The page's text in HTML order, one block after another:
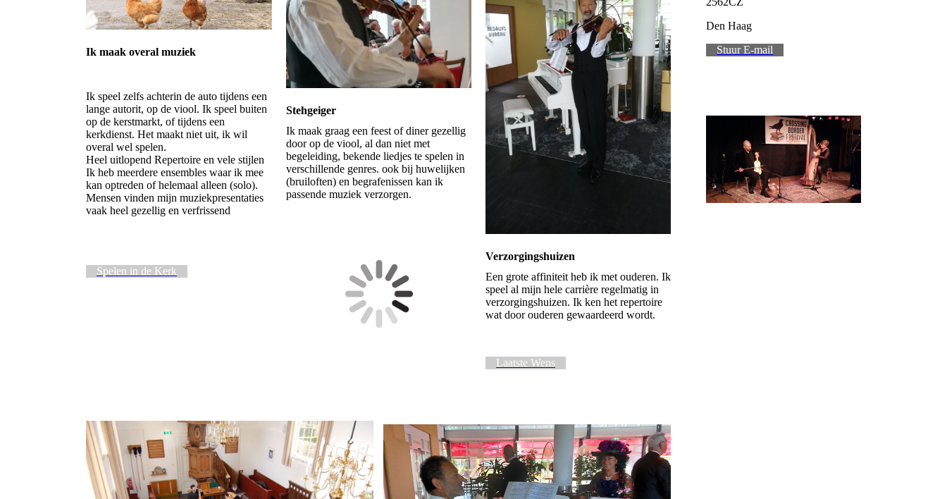
Ik maak overal muziek
Ik speel zelfs achterin de auto tijdens een
lange autorit, op de viool. Ik speel buiten
op de kerstmarkt, of tijdens een
kerkdienst. Het maakt niet uit, ik wil
overal wel spelen.
Heel uitlopend Repertoire en vele stijlen
Ik heb meerdere ensembles waar ik mee
kan optreden of helemaal alleen (solo).
Mensen vinden mijn muziekpresentaties
vaak heel gezellig en verfrissend
Spelen in de Kerk
Stehgeiger
Ik maak graag een feest of diner gezellig
door op de viool, al dan niet met
begeleiding, bekende liedjes te spelen in
verschillende genres. ook bij huwelijken
(bruiloften) en begrafenissen kan ik
passende muziek verzorgen.
Verzorgingshuizen
Een grote affiniteit heb ik met ouderen. Ik
speel al mijn hele carrière regelmatig in
verzorgingshuizen. Ik ken het repertoire
wat door ouderen gewaardeerd wordt.
Laatste Wens
Den Haag
Stuur E-mail